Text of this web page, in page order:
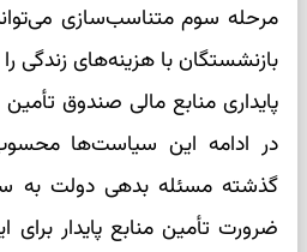
مرحله سوم متناسب‌سازی
بازنشستگان با هزینه‌های زندگی
پایداری منابع مالی صندوق
در ادامه این سیاست‌ها
گذشته مسئله بدهی دولت به
ضرورت تأمین منابع پایدار